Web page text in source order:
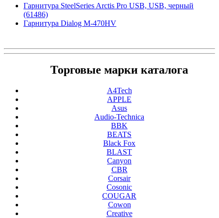
Гарнитура SteelSeries Arctis Pro USB, USB, черный
(61486)
Гарнитура Dialog M-470HV
Торговые марки каталога
A4Tech
APPLE
Asus
Audio-Technica
BBK
BEATS
Black Fox
BLAST
Canyon
CBR
Corsair
Cosonic
COUGAR
Cowon
Creative